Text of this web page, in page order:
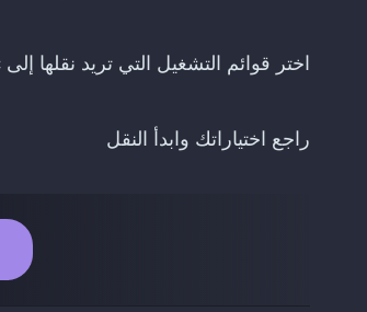
اختر قوائم التشغيل التي تريد نقلها إلى Apple Music
راجع اختياراتك وابدأ النقل